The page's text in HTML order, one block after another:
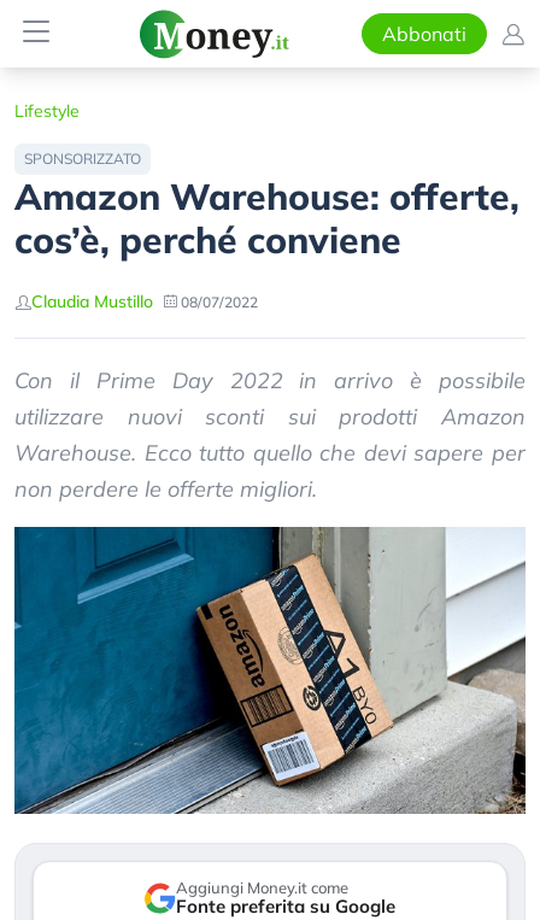
Abbonati
Lifestyle
SPONSORIZZATO
Amazon Warehouse: offerte,
cos’è, perché conviene
Claudia Mustillo 08/07/2022
Con il Prime Day 2022 in arrivo è possibile
utilizzare nuovi sconti sui prodotti Amazon
Warehouse. Ecco tutto quello che devi sapere per
non perdere le offerte migliori.
Aggiungi Money.it come
Fonte preferita su Google